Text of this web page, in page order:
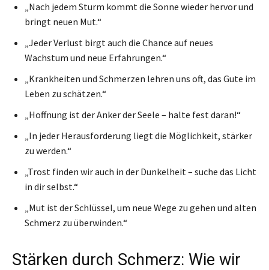
„Nach jedem Sturm kommt die Sonne wieder hervor und
bringt neuen Mut.“
„Jeder Verlust birgt auch die Chance auf neues
Wachstum und neue Erfahrungen.“
„Krankheiten und Schmerzen lehren uns oft, das Gute im
Leben zu schätzen.“
„Hoffnung ist der Anker der Seele – halte fest daran!“
„In jeder Herausforderung liegt die Möglichkeit, stärker
zu werden.“
„Trost finden wir auch in der Dunkelheit – suche das Licht
in dir selbst.“
„Mut ist der Schlüssel, um neue Wege zu gehen und alten
Schmerz zu überwinden.“
Stärken durch Schmerz: Wie wir